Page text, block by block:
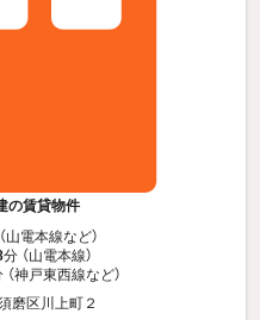
の賃貸物件
山電本線など）
分 （山電本線）
（神戸東西線など）
磨区川上町２